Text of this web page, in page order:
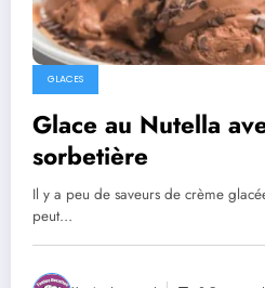
GLACES
Glace au Nutella
sorbetière
Il y a peu de saveurs de crème
peut…